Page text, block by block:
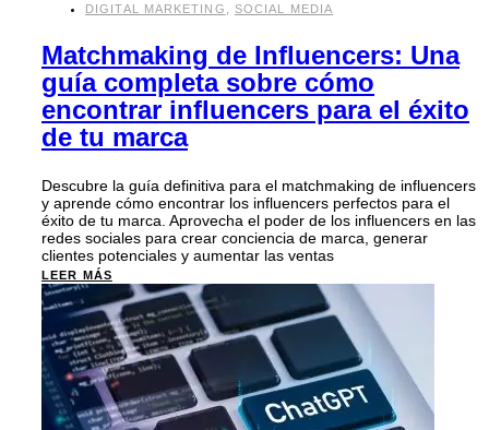
DIGITAL MARKETING SOCIAL MEDIA
Matchmaking de Influencers: Una
guía completa sobre cómo
encontrar influencers para el éxito
de tu marca
Descubre la guía definitiva para el matchmaking de influencers
y aprende cómo encontrar los influencers perfectos para el
éxito de tu marca. Aprovecha el poder de los influencers en las
redes sociales para crear conciencia de marca, generar
clientes potenciales y aumentar las ventas
LEER MÁS